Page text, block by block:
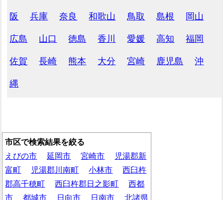
阪 兵庫 奈良 和歌山 鳥取 島根 岡山
広島 山口 徳島 香川 愛媛 高知 福岡
佐賀 長崎 熊本 大分 宮崎 鹿児島 沖
縄
市区で検索結果を絞る
えびの市
延岡市 宮崎市
児湯郡新
富町
児湯郡川南町 小林市
西臼杵
郡高千穂町
西臼杵郡日之影町
西都
市
都城市 日向市 日南市
北諸県